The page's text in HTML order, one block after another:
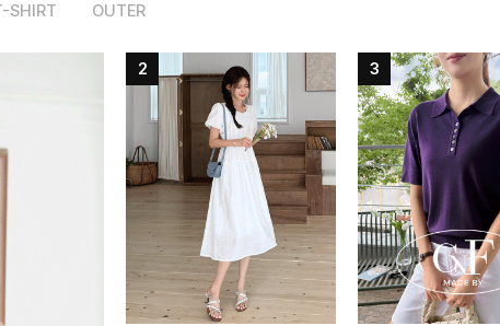
SHIRT OUTER